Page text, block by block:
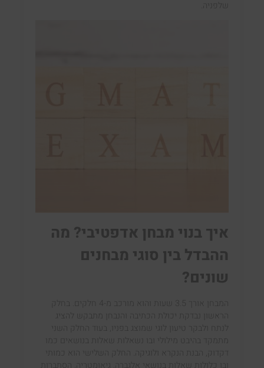
איך בנוי מבחן אדפטיבי? מה
ההבדל בין סוגי מבחנים
שונים?
המבחן אורך 3.5 שעות והוא מורכב מ-4 חלקים. בחלק
הראשון נבדקת יכולת הכתיבה והנבחן מתבקש להציג
לנתח ולבקר טיעון לוגי שמוצג בפניו, בעוד החלק השני
מתמקד בהיבט מילולי ובו נשאלות שאלות בנושאים כמו
דקדוק, הבנת הנקרא ולוגיקה. החלק השלישי הוא כמותי
ובו כלולות שאלות בנושאי אלגברה, גיאומטריה, הסתברות